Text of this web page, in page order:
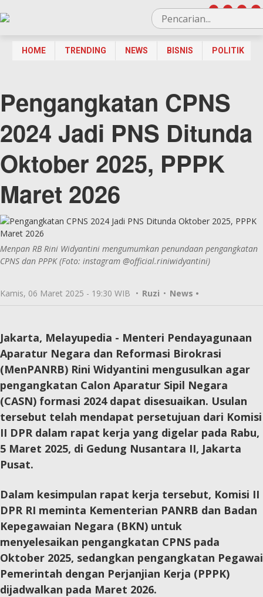
HOME TRENDING NEWS BISNIS POLITIK
Pengangkatan CPNS
2024 Jadi PNS Ditunda
Oktober 2025, PPPK
Maret 2026
Menpan RB Rini Widyantini mengumumkan penundaan pengangkatan
CPNS dan PPPK (Foto: instagram @official.riniwidyantini)
Kamis, 06 Maret 2025 - 19:30 WIB • Ruzi • News •
Jakarta, Melayupedia - Menteri Pendayagunaan
Aparatur Negara dan Reformasi Birokrasi
(MenPANRB) Rini Widyantini mengusulkan agar
pengangkatan Calon Aparatur Sipil Negara
(CASN) formasi 2024 dapat disesuaikan. Usulan
tersebut telah mendapat persetujuan dari Komisi
II DPR dalam rapat kerja yang digelar pada Rabu,
5 Maret 2025, di Gedung Nusantara II, Jakarta
Pusat.
Dalam kesimpulan rapat kerja tersebut, Komisi II
DPR RI meminta Kementerian PANRB dan Badan
Kepegawaian Negara (BKN) untuk
menyelesaikan pengangkatan CPNS pada
Oktober 2025, sedangkan pengangkatan Pegawai
Pemerintah dengan Perjanjian Kerja (PPPK)
dijadwalkan pada Maret 2026.